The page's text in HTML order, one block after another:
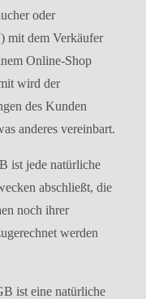
oder
mit dem Verkäufer
Online-Shop
wird der
des Kunden
anderes vereinbart.
ist jede natürliche
abschließt, die
noch ihrer
werden
ist eine natürliche